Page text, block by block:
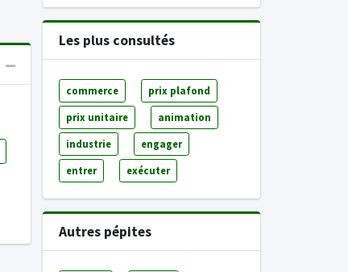
Les plus consultés
commerce prix plafond
prix unitaire animation
industrie engager
entrer exécuter
Autres pépites